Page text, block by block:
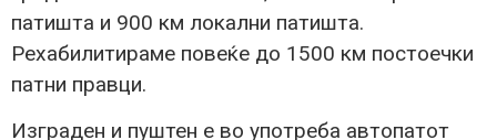
патишта и 900 км локални патишта.
Рехабилитираме повеќе до 1500 км постоечки
патни правци.
Изграден и пуштен е во употреба автопатот